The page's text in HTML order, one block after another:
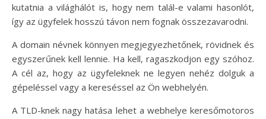
kutatnia a világhálót is, hogy nem talál-e valami hasonlót,
így az ügyfelek hosszú távon nem fognak összezavarodni.
A domain névnek könnyen megjegyezhetőnek, rövidnek és
egyszerűnek kell lennie. Ha kell, ragaszkodjon egy szóhoz.
A cél az, hogy az ügyfeleknek ne legyen nehéz dolguk a
gépeléssel vagy a kereséssel az Ön webhelyén.
A TLD-knek nagy hatása lehet a webhelye keresőmotoros